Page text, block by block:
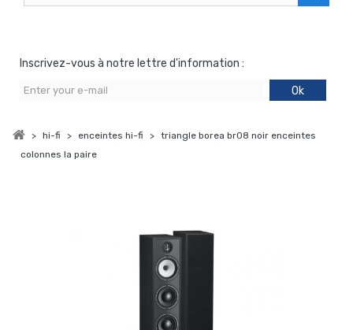
Inscrivez-vous à notre lettre d'information :
Ok
> hi-fi > enceintes hi-fi > triangle borea br08 noir enceintes
colonnes la paire